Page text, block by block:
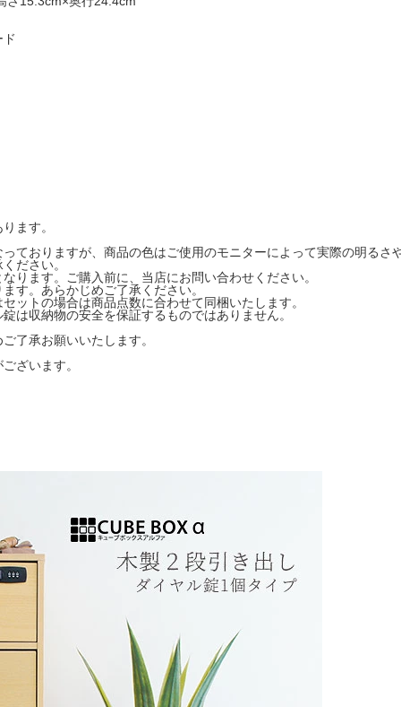
ます。
ておりますが、商品の色はご使用のモニターによって実際の明るさ
ださい。
ります。ご購入前に、当店にお問い合わせください。
す。あらかじめご了承ください。
ットの場合は商品点数に合わせて同梱いたします。
は収納物の安全を保証するものではありません。
了承お願いいたします。
ざいます。